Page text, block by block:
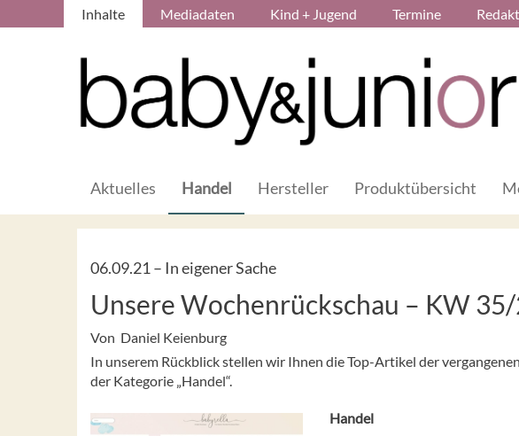
Inhalte Mediadaten Kind + Jugend Termine
Aktuelles Handel Hersteller Produktübersicht
06.09.21 – In eigener Sache
Unsere Wochenrückschau – KW
Von Daniel Keienburg
In unserem Rückblick stellen wir Ihnen die Top-Artikel der
der Kategorie „Handel“.
Handel